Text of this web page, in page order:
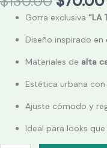
Gorra exclusiva “LA
Diseño inspirado en
Materiales de alta
Estética urbana
Ajuste cómodo y
Ideal para looks